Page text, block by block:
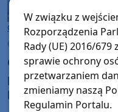
Gmina Brusy
czwartek, 6 sierpnia 2026, 09:01
Gmina Brusy
pastorówki w
kosztuje ponad 1
W związku z
Rozporządzenia
Rady (UE) 2016/
sprawie ochrony
przetwarzaniem
zmieniamy naszą
Regulamin Portalu.